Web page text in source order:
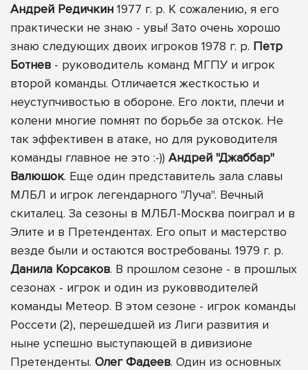
Андрей Редичкин 1977 г. р. К сожалению, я его
практически не знаю - увы! Зато очень хорошо
знаю следующих двоих игроков 1978 г. р. Петр
Ботнев - руководитель команд МГПУ и игрок
второй команды. Отличается жесткостью и
неуступчивостью в обороне. Его локти, плечи и
колени многие помнят по борьбе за отскок. Не
так эффективен в атаке, но для руководителя
команды главное не это :-)) Андрей "Джаббар"
Валюшок. Еще один представитель зала славы
МЛБЛ и игрок легендарного "Луча". Вечный
скиталец. За сезоны в МЛБЛ-Москва поиграл и в
Элите и в Претендентах. Его опыт и мастерство
везде были и остаются востребованы. 1979 г. р.
Данила Корсаков. В прошлом сезоне - в прошлых
сезонах - игрок и один из руковводителей
команды Метеор. В этом сезоне - игрок команды
Россети (2), перешедшей из Лиги развития и
ныне успешно выступающей в дивизионе
Претенденты. Олег Фадеев. Один из основных